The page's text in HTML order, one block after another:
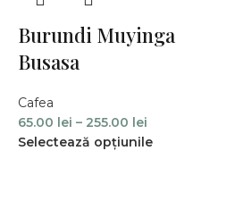
Burundi Muyinga
Busasa
Cafea
65.00 lei – 255.00 lei
Selectează opțiunile